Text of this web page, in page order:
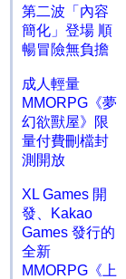
第二波「內容
簡化」登場 順
暢冒險無負擔
成人輕量
MMORPG《夢
幻欲獸屋》限
量付費刪檔封
測開放
XL Games 開
發、Kakao
Games 發行的
全新
MMORPG《上